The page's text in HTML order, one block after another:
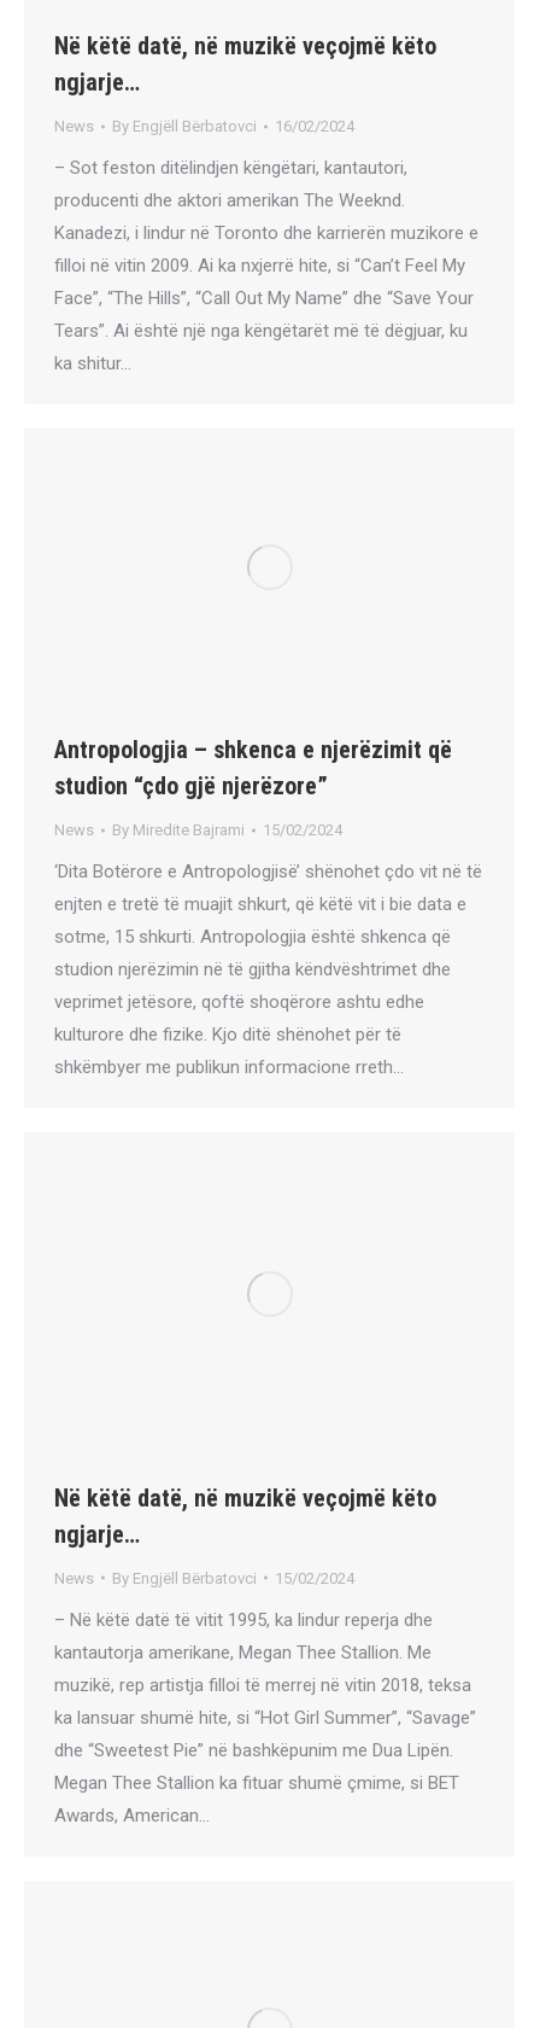
Në këtë datë, në muzikë veçojmë këto
ngjarje…
News By Engjëll Bërbatovci 16/02/2024
– Sot feston ditëlindjen këngëtari, kantautori,
producenti dhe aktori amerikan The Weeknd.
Kanadezi, i lindur në Toronto dhe karrierën muzikore e
filloi në vitin 2009. Ai ka nxjerrë hite, si “Can’t Feel My
Face”, “The Hills”, “Call Out My Name” dhe “Save Your
Tears”. Ai është një nga këngëtarët më të dëgjuar, ku
ka shitur…
Antropologjia – shkenca e njerëzimit që
studion “çdo gjë njerëzore”
News By Miredite Bajrami 15/02/2024
‘Dita Botërore e Antropologjisë’ shënohet çdo vit në të
enjten e tretë të muajit shkurt, që këtë vit i bie data e
sotme, 15 shkurti. Antropologjia është shkenca që
studion njerëzimin në të gjitha këndvështrimet dhe
veprimet jetësore, qoftë shoqërore ashtu edhe
kulturore dhe fizike. Kjo ditë shënohet për të
shkëmbyer me publikun informacione rreth…
Në këtë datë, në muzikë veçojmë këto
ngjarje…
News By Engjëll Bërbatovci 15/02/2024
– Në këtë datë të vitit 1995, ka lindur reperja dhe
kantautorja amerikane, Megan Thee Stallion. Me
muzikë, rep artistja filloi të merrej në vitin 2018, teksa
ka lansuar shumë hite, si “Hot Girl Summer”, “Savage”
dhe “Sweetest Pie” në bashkëpunim me Dua Lipën.
Megan Thee Stallion ka fituar shumë çmime, si BET
Awards, American…